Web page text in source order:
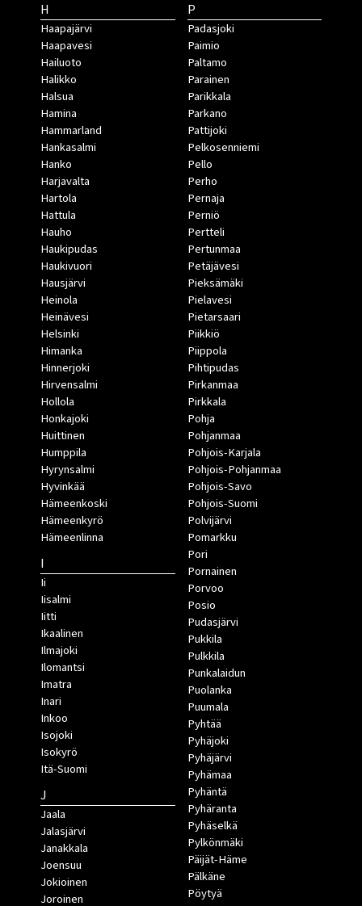
H
Haapajärvi
Haapavesi
Hailuoto
Halikko
Halsua
Hamina
Hammarland
Hankasalmi
Hanko
Harjavalta
Hartola
Hattula
Hauho
Haukipudas
Haukivuori
Hausjärvi
Heinola
Heinävesi
Helsinki
Himanka
Hinnerjoki
Hirvensalmi
Hollola
Honkajoki
Huittinen
Humppila
Hyrynsalmi
Hyvinkää
Hämeenkoski
Hämeenkyrö
Hämeenlinna
I
Ii
Iisalmi
Iitti
Ikaalinen
Ilmajoki
Ilomantsi
Imatra
Inari
Inkoo
Isojoki
Isokyrö
Itä-Suomi
J
Jaala
Jalasjärvi
Janakkala
Joensuu
Jokioinen
Joroinen
P
Padasjoki
Paimio
Paltamo
Parainen
Parikkala
Parkano
Pattijoki
Pelkosenniemi
Pello
Perho
Pernaja
Perniö
Pertteli
Pertunmaa
Petäjävesi
Pieksämäki
Pielavesi
Pietarsaari
Piikkiö
Piippola
Pihtipudas
Pirkanmaa
Pirkkala
Pohja
Pohjanmaa
Pohjois-Karjala
Pohjois-Pohjanmaa
Pohjois-Savo
Pohjois-Suomi
Polvijärvi
Pomarkku
Pori
Pornainen
Porvoo
Posio
Pudasjärvi
Pukkila
Pulkkila
Punkalaidun
Puolanka
Puumala
Pyhtää
Pyhäjoki
Pyhäjärvi
Pyhämaa
Pyhäntä
Pyhäranta
Pyhäselkä
Pylkönmäki
Päijät-Häme
Pälkäne
Pöytyä